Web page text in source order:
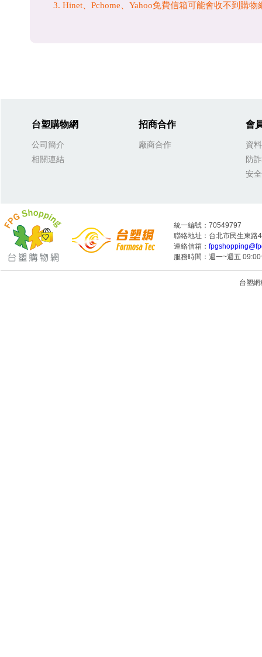
3. Hinet、Pchome、Yahoo免費信箱可能會收不到購
台塑購物網
公司簡介
相關連結
招商合作
廠商合作
會
資
防
安
統一編號：70549797
聯絡地址：台北市民生東路
連絡信箱：
服務時間：週一~週五
台塑